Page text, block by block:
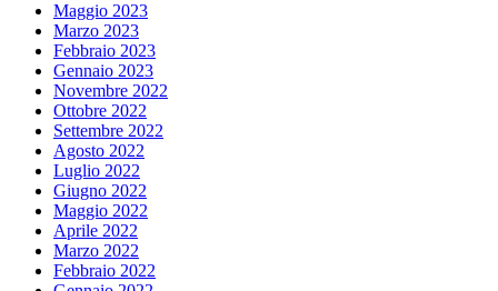
Maggio 2023
Marzo 2023
Febbraio 2023
Gennaio 2023
Novembre 2022
Ottobre 2022
Settembre 2022
Agosto 2022
Luglio 2022
Giugno 2022
Maggio 2022
Aprile 2022
Marzo 2022
Febbraio 2022